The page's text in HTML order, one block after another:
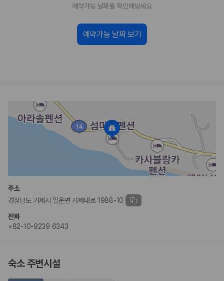
제주공항 인수 조건 비교: 셔틀 이동, 인수 위치, 반납 편의성을 함께
비교 후 원하는 차량을 바로 예약할 수 있습니다.
제주렌트카 실시간 가격비교 바로가기
제주렌트카 최저가는 차량 기본요금만으로 판단하기 어렵습니다. 보험 포
함 여부, 면책금, 보상 한도, 옵션 비용, 취소 수수료를 함께 확인해야 실제
로 저렴한 차량을 고를 수 있습니다.
2. 보험 조건은 가격만큼 중요합니다
완전자차와 슈퍼자차는 업체별 보장 범위가 다를 수 있습니다. 카모아에서
는 제주 렌트카 가격과 함께 보험 조건을 비교해 여행 스타일에 맞는 보장
수준을 선택할 수 있습니다.
3. 제주공항 접근성과 셔틀 조건을 함께 확인하세요
제주 렌트카는 차량 인수 위치와 셔틀 편의성에 따라 실제 이용 만족도가
제주도 렌트카 차종별 가격비교
예약가능 날짜를 확인해보세요
예약가능 날짜 보기
주소
경상남도 거제시 일운면 거제대로 1988-10
전화
+82-10-9239 6343
숙소 주변시설